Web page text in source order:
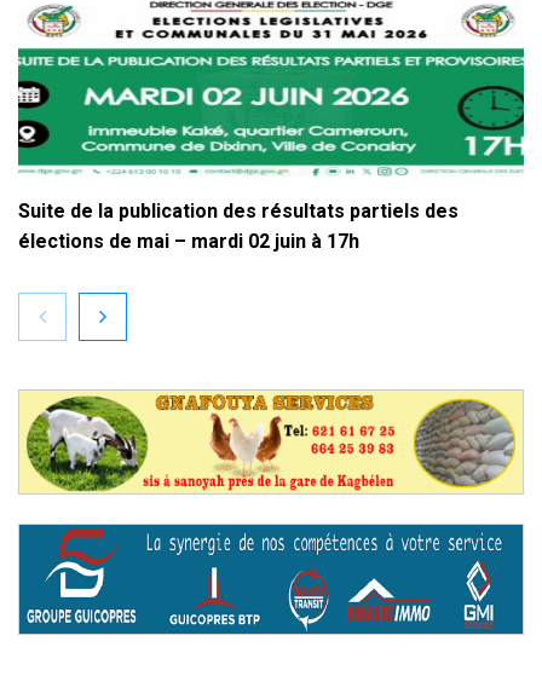
Suite de la publication des résultats partiels des
élections de mai – mardi 02 juin à 17h